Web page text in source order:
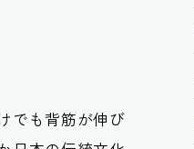
でも背筋が伸び